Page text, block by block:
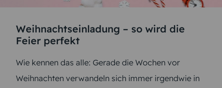
Weihnachtseinladung – so wird die
Feier perfekt
Wie kennen das alle: Gerade die Wochen vor
Weihnachten verwandeln sich immer irgendwie in